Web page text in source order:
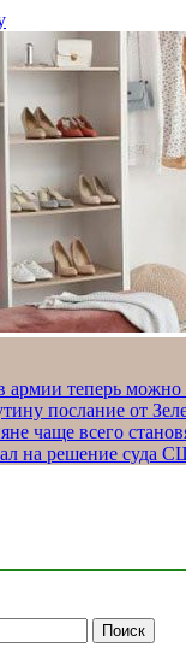
армии теперь можно
послание от
чаще всего
на решение суда